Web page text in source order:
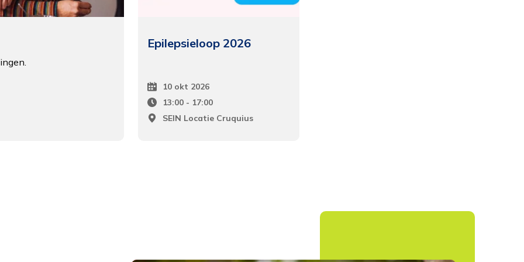
Epilepsieloop 2026
Datum10 okt 2026
Tijd 13:00 - 17:00
LocatieSEIN Locatie Cruquius